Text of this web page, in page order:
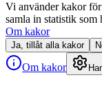
Vi använder kakor
samla in statistik
Om kakor
Ja, tillåt alla kakor
Om kakor